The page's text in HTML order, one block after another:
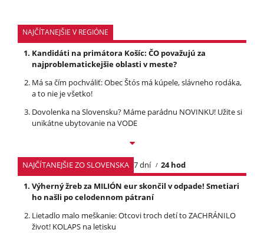
NAJČÍTANEJŠIE V REGIÓNE
Kandidáti na primátora Košíc: ČO považujú za
najproblematickejšie oblasti v meste?
Má sa čím pochváliť: Obec Štós má kúpele, slávneho rodáka,
a to nie je všetko!
Dovolenka na Slovensku? Máme parádnu NOVINKU! Užite si
unikátne ubytovanie na VODE
NAJČÍTANEJŠIE ZO SLOVENSKA 7 dní
24 hod
Výherný žreb za MILIÓN eur skončil v odpade! Smetiari
ho našli po celodennom pátraní
Lietadlo malo meškanie: Otcovi troch detí to ZACHRÁNILO
život! KOLAPS na letisku